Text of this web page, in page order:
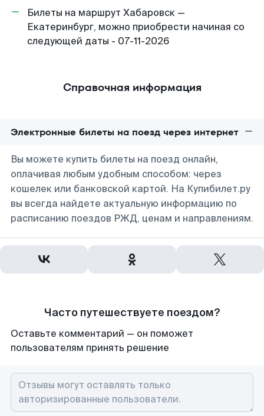
Билеты на маршрут Хабаровск —
Екатеринбург, можно приобрести начиная со
следующей даты - 07-11-2026
Справочная информация
Электронные билеты на поезд через интернет
Вы можете купить билеты на поезд онлайн,
оплачивая любым удобным способом: через
кошелек или банковской картой. На Купибилет.ру
вы всегда найдете актуальную информацию по
расписанию поездов РЖД, ценам и направлениям.
Часто путешествуете поездом?
Оставьте комментарий — он поможет
пользователям принять решение